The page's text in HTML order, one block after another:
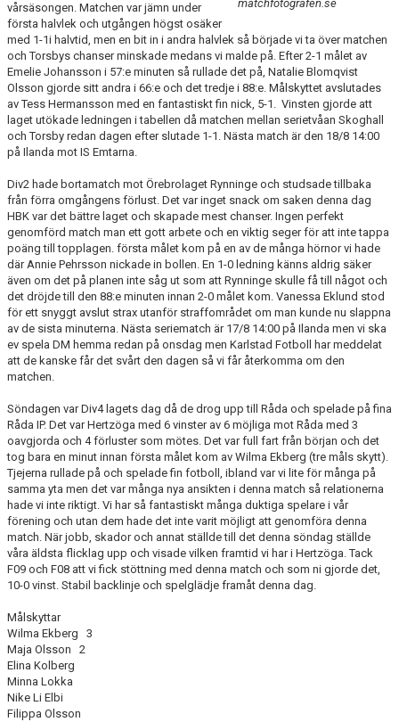
HISTORIA
matchfotografen.se
vårsäsongen. Matchen var jämn under
första halvlek och utgången högst osäker
med 1-1i halvtid, men en bit in i andra halvlek så började vi ta över matchen
och Torsbys chanser minskade medans vi malde på. Efter 2-1 målet av
Emelie Johansson i 57:e minuten så rullade det på, Natalie Blomqvist
Olsson gjorde sitt andra i 66:e och det tredje i 88:e. Målskyttet avslutades
av Tess Hermansson med en fantastiskt fin nick, 5-1. Vinsten gjorde att
laget utökade ledningen i tabellen då matchen mellan serietvåan Skoghall
och Torsby redan dagen efter slutade 1-1. Nästa match är den 18/8 14:00
på Ilanda mot IS Emtarna.
Div2 hade bortamatch mot Örebrolaget Rynninge och studsade tillbaka
från förra omgångens förlust. Det var inget snack om saken denna dag
HBK var det bättre laget och skapade mest chanser. Ingen perfekt
genomförd match man ett gott arbete och en viktig seger för att inte tappa
poäng till topplagen. första målet kom på en av de många hörnor vi hade
där Annie Pehrsson nickade in bollen. En 1-0 ledning känns aldrig säker
även om det på planen inte såg ut som att Rynninge skulle få till något och
det dröjde till den 88:e minuten innan 2-0 målet kom. Vanessa Eklund stod
för ett snyggt avslut strax utanför straffområdet om man kunde nu slappna
av de sista minuterna. Nästa seriematch är 17/8 14:00 på Ilanda men vi ska
ev spela DM hemma redan på onsdag men Karlstad Fotboll har meddelat
att de kanske får det svårt den dagen så vi får återkomma om den
matchen.
Söndagen var Div4 lagets dag då de drog upp till Råda och spelade på fina
Råda IP. Det var Hertzöga med 6 vinster av 6 möjliga mot Råda med 3
oavgjorda och 4 förluster som mötes. Det var full fart från början och det
tog bara en minut innan första målet kom av Wilma Ekberg (tre måls skytt).
Tjejerna rullade på och spelade fin fotboll, ibland var vi lite för många på
samma yta men det var många nya ansikten i denna match så relationerna
hade vi inte riktigt. Vi har så fantastiskt många duktiga spelare i vår
förening och utan dem hade det inte varit möjligt att genomföra denna
match. När jobb, skador och annat ställde till det denna söndag ställde
våra äldsta flicklag upp och visade vilken framtid vi har i Hertzöga. Tack
F09 och F08 att vi fick stöttning med denna match och som ni gjorde det,
10-0 vinst. Stabil backlinje och spelglädje framåt denna dag.
Målskyttar
Wilma Ekberg 3
Maja Olsson 2
Elina Kolberg
Minna Lokka
Nike Li Elbi
Filippa Olsson